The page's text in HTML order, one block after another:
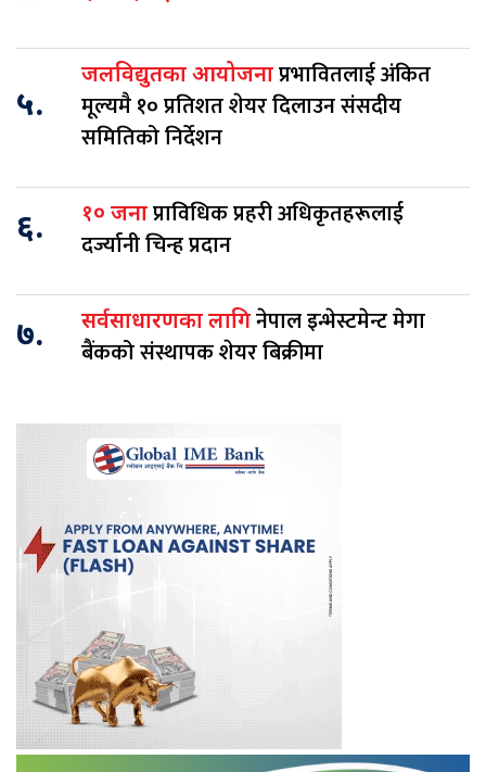
५.
जलविद्युतका आयोजनाप्रभावितलाई अंकित
मूल्यमै १० प्रतिशत शेयर दिलाउन संसदीय
समितिको निर्देशन
६. १० जनाप्राविधिक प्रहरी अधिकृतहरूलाई
दर्ज्यानी चिन्ह प्रदान
७. सर्वसाधारणका लागिनेपाल इन्भेस्टमेन्ट मेगा
बैंकको संस्थापक शेयर बिक्रीमा